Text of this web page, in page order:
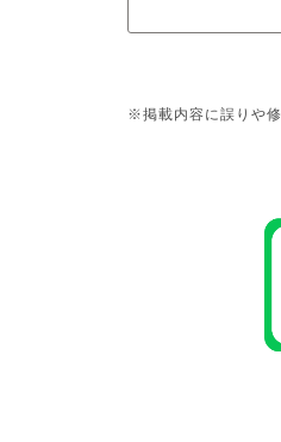
※掲載内容に誤りや